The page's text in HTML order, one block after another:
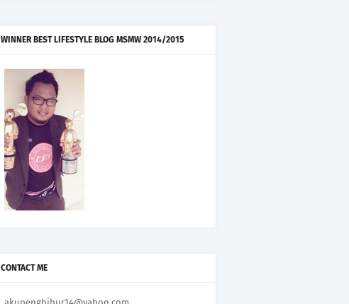
WINNER BEST LIFESTYLE BLOG MSMW 2014/2015
CONTACT ME